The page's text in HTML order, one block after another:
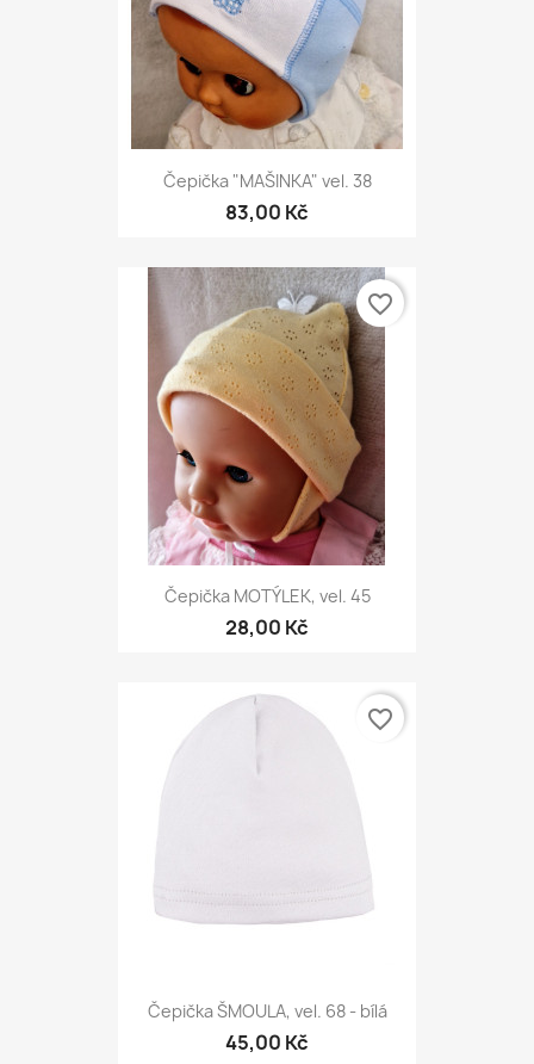
Čepička "MAŠINKA" vel. 38
83,00 Kč
Čepička MOTÝLEK, vel. 45
28,00 Kč
favorite_border
Čepička ŠMOULA, vel. 68 - bílá
45,00 Kč
favorite_border